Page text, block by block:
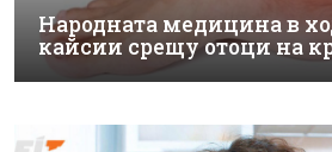
Народната медицина в
кайсии срещу отоци на